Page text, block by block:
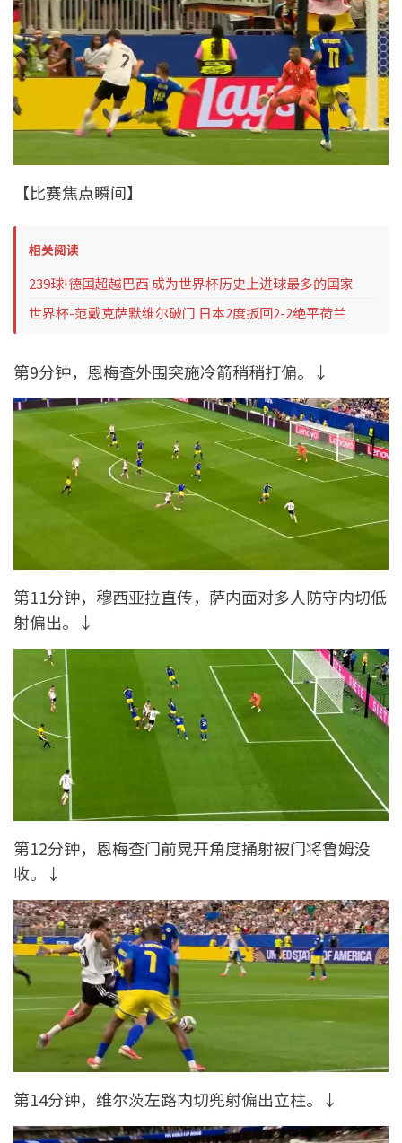
【比赛焦点瞬间】
相关阅读
239球!德国超越巴西 成为世界杯历史上进球最多的国家
世界杯-范戴克萨默维尔破门 日本2度扳回2-2绝平荷兰
第9分钟，恩梅查外围突施冷箭稍稍打偏。↓
第11分钟，穆西亚拉直传，萨内面对多人防守内切低
射偏出。↓
第12分钟，恩梅查门前晃开角度捅射被门将鲁姆没
收。↓
第14分钟，维尔茨左路内切兜射偏出立柱。↓